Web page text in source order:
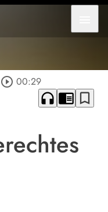
play_circle_outline 00:29
headphones chrome_reader_mode bookmark_border